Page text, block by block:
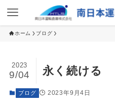
ホーム ブログ
永く続ける
2023
9/04
ブログ 2023年9月4日